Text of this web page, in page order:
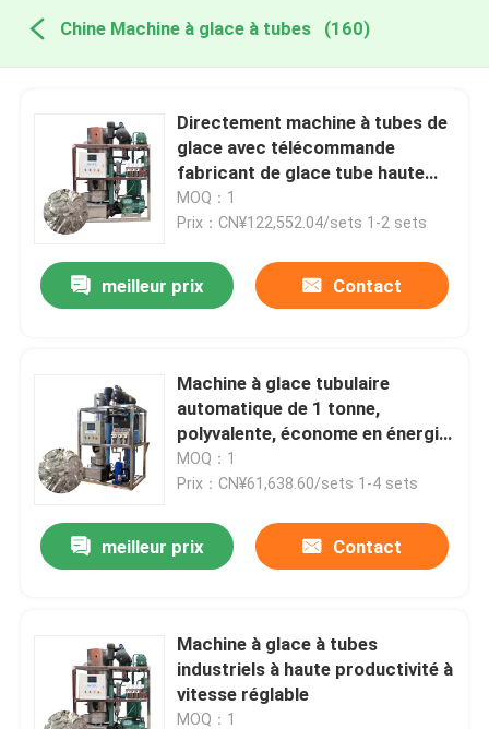
Chine Machine à glace à tubes (160)
Directement machine à tubes de
glace avec télécommande
fabricant de glace tube haute
vitesse
MOQ：1
Prix：CN¥122,552.04/sets 1-2 sets
meilleur prix Contact
Machine à glace tubulaire
automatique de 1 tonne,
polyvalente, économe en énergie,
fabricante de glace tubulaire
MOQ：1
Prix：CN¥61,638.60/sets 1-4 sets
meilleur prix Contact
Machine à glace à tubes
industriels à haute productivité à
vitesse réglable
MOQ：1